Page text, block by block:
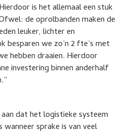
is het allemaal een stuk
de oprolbanden maken de
leuker, lichter en
besparen we zo’n 2 fte’s met
hebben draaien. Hierdoor
investering binnen anderhalf
dat het logistieke systeem
sprake is van veel